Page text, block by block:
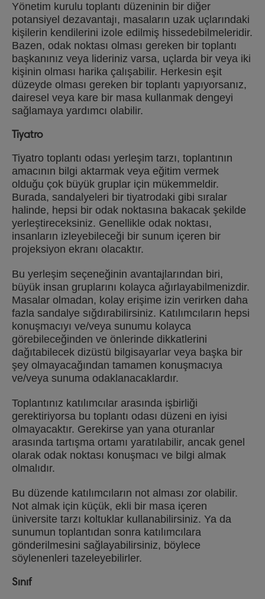
Yönetim kurulu toplantı düzeninin bir diğer
potansiyel dezavantajı, masaların uzak uçlarındaki
kişilerin kendilerini izole edilmiş hissedebilmeleridir.
Bazen, odak noktası olması gereken bir toplantı
başkanınız veya lideriniz varsa, uçlarda bir veya iki
kişinin olması harika çalışabilir. Herkesin eşit
düzeyde olması gereken bir toplantı yapıyorsanız,
dairesel veya kare bir masa kullanmak dengeyi
sağlamaya yardımcı olabilir.
Tiyatro
Tiyatro toplantı odası yerleşim tarzı, toplantının
amacının bilgi aktarmak veya eğitim vermek
olduğu çok büyük gruplar için mükemmeldir.
Burada, sandalyeleri bir tiyatrodaki gibi sıralar
halinde, hepsi bir odak noktasına bakacak şekilde
yerleştireceksiniz. Genellikle odak noktası,
insanların izleyebileceği bir sunum içeren bir
projeksiyon ekranı olacaktır.
Bu yerleşim seçeneğinin avantajlarından biri,
büyük insan gruplarını kolayca ağırlayabilmenizdir.
Masalar olmadan, kolay erişime izin verirken daha
fazla sandalye sığdırabilirsiniz. Katılımcıların hepsi
konuşmacıyı ve/veya sunumu kolayca
görebileceğinden ve önlerinde dikkatlerini
dağıtabilecek dizüstü bilgisayarlar veya başka bir
şey olmayacağından tamamen konuşmacıya
ve/veya sunuma odaklanacaklardır.
Toplantınız katılımcılar arasında işbirliği
gerektiriyorsa bu toplantı odası düzeni en iyisi
olmayacaktır. Gerekirse yan yana oturanlar
arasında tartışma ortamı yaratılabilir, ancak genel
olarak odak noktası konuşmacı ve bilgi almak
olmalıdır.
Bu düzende katılımcıların not alması zor olabilir.
Not almak için küçük, ekli bir masa içeren
üniversite tarzı koltuklar kullanabilirsiniz. Ya da
sunumun toplantıdan sonra katılımcılara
gönderilmesini sağlayabilirsiniz, böylece
söylenenleri tazeleyebilirler.
Sınıf